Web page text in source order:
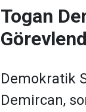
Togan
Demokratik
Demircan,